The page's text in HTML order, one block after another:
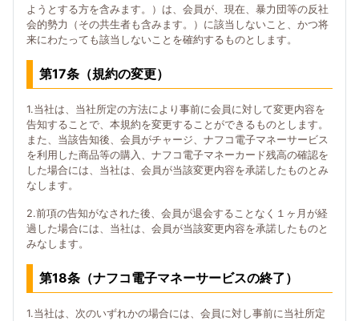
ようとする方を含みます。）は、会員が、現在、暴力団等の反社
会的勢力（その共生者も含みます。）に該当しないこと、かつ将
来にわたっても該当しないことを確約するものとします。
第17条（規約の変更）
1.当社は、当社所定の方法により事前に会員に対して変更内容を
告知することで、本規約を変更することができるものとします。
また、当該告知後、会員がチャージ、ナフコ電子マネーサービス
を利用した商品等の購入、ナフコ電子マネーカード残高の確認を
した場合には、当社は、会員が当該変更内容を承諾したものとみ
なします。
2.前項の告知がなされた後、会員が退会することなく１ヶ月が経
過した場合には、当社は、会員が当該変更内容を承諾したものと
みなします。
第18条（ナフコ電子マネーサービスの終了）
1.当社は、次のいずれかの場合には、会員に対し事前に当社所定